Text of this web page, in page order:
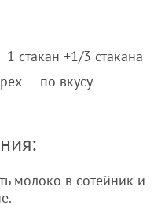
стакан +1/3 стакана
— по вкусу
молоко в сотейник и